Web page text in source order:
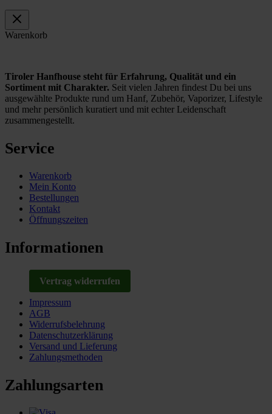
Warenkorb
Tiroler Hanfhouse steht für Erfahrung, Qualität und ein
Sortiment mit Charakter. Seit vielen Jahren findest Du bei uns
ausgewählte Produkte rund um Hanf, Zubehör, Vaporizer, Lifestyle
und mehr persönlich kuratiert und mit echter Leidenschaft
zusammengestellt.
Service
Warenkorb
Mein Konto
Bestellungen
Kontakt
Öffnungszeiten
Informationen
Vertrag widerrufen
Impressum
AGB
Widerrufsbelehrung
Datenschutzerklärung
Versand und Lieferung
Zahlungsmethoden
Zahlungsarten